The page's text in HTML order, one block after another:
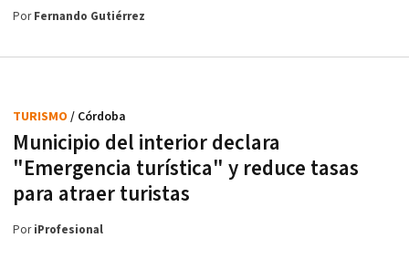
PorFernando Gutiérrez
Municipio del interior declara
"Emergencia turística" y reduce tasas
para atraer turistas
TURISMO / Córdoba
PoriProfesional